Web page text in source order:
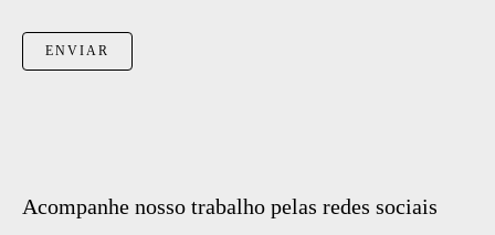
ENVIAR
Acompanhe nosso trabalho pelas redes sociais